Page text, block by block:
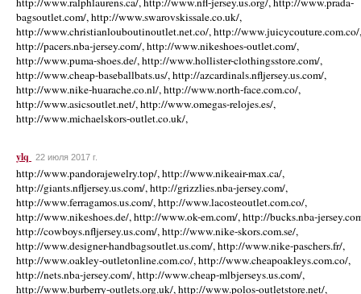
bagsoutlet.com/, http://www.swarovskissale.co.uk/,
http://www.christianlouboutinoutlet.net.co/, http://www.juicycouture.com.co/,
http://pacers.nba-jersey.com/, http://www.nikeshoes-outlet.com/,
http://www.puma-shoes.de/, http://www.hollister-clothingsstore.com/,
http://www.cheap-baseballbats.us/, http://azcardinals.nfljersey.us.com/,
http://www.nike-huarache.co.nl/, http://www.north-face.com.co/,
http://www.asicsoutlet.net/, http://www.omegas-relojes.es/,
http://www.michaelskors-outlet.co.uk/,
ylq 22 июля 2017 г.
http://www.pandorajewelry.top/, http://www.nikeair-max.ca/,
http://giants.nfljersey.us.com/, http://grizzlies.nba-jersey.com/,
http://www.ferragamos.us.com/, http://www.lacosteoutlet.com.co/,
http://www.nikeshoes.de/, http://www.ok-em.com/, http://bucks.nba-
http://cowboys.nfljersey.us.com/, http://www.nike-skors.com.se/,
http://www.designer-handbagsoutlet.us.com/, http://www.nike-paschers.fr/,
http://www.oakley-outletonline.com.co/, http://www.cheapoakleys.com.co/,
http://nets.nba-jersey.com/, http://www.cheap-mlbjerseys.us.com/,
http://www.burberry-outlets.org.uk/, http://www.polos-outletstore.net/,